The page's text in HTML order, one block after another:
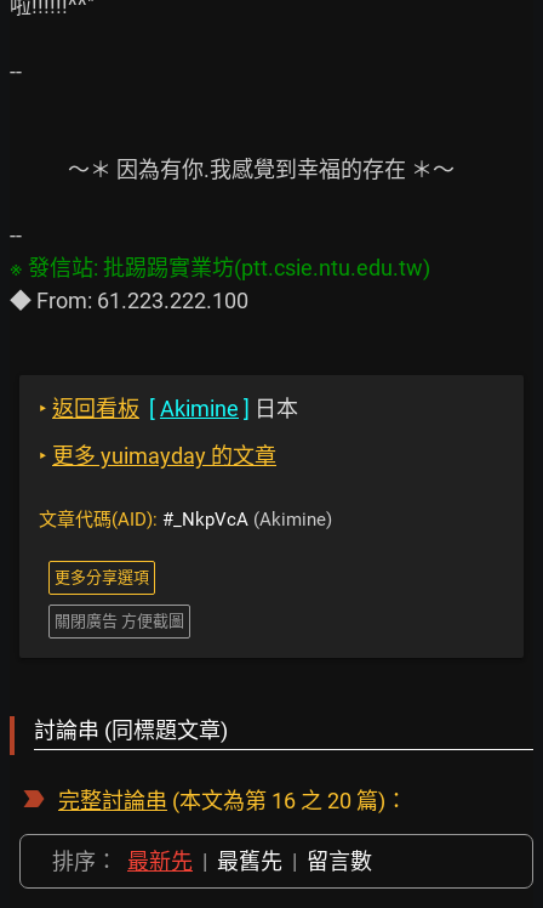
啦!!!!!!^^"
--
‣ 返回看板 [Akimine ] 日本
‣ 更多 yuimayday 的文章
文章代碼(AID): #_NkpVcA (Akimine)
更多分享選項
關閉廣告 方便截圖
討論串 (同標題文章)
完整討論串 (本文為第 16 之 20 篇)：
排序： 最新先 | 最舊先 | 留言數